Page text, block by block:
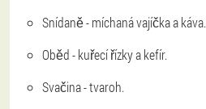
Snídaně - míchaná vajíčka a káva.
Oběd - kuřecí řízky a kefír.
Svačina - tvaroh.